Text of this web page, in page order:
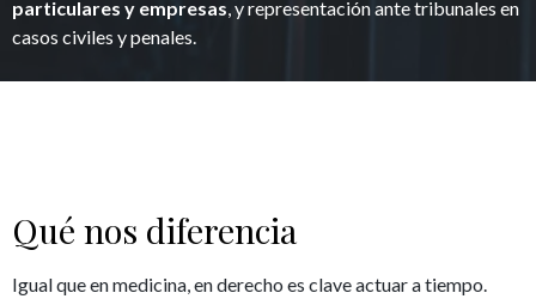
particulares y empresas, y representación ante tribunales en
casos civiles y penales.
Qué nos diferencia
Igual que en medicina, en derecho es clave actuar a tiempo.